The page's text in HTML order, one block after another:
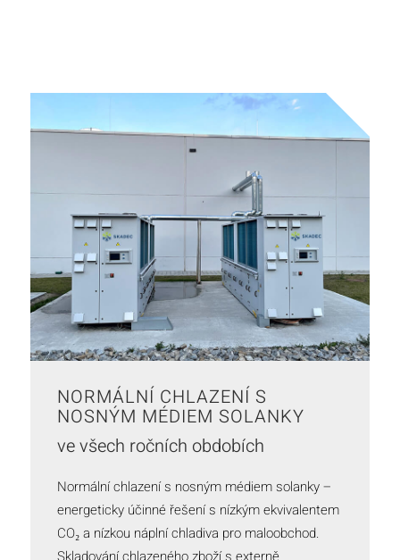
NORMÁLNÍ CHLAZENÍ S
NOSNÝM MÉDIEM SOLANKY
ve všech ročních obdobích
Normální chlazení s nosným médiem solanky –
energeticky účinné řešení s nízkým ekvivalentem
CO₂ a nízkou náplní chladiva pro maloobchod.